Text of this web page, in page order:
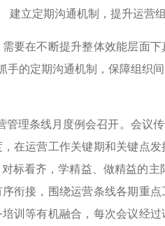
立定期沟通机制，提升运营
在不断提升整体效能层面下
手的定期沟通机制，保障组织
理条线月度例会召开。会议
在运营工作关键期和关键点
标看齐，学精益、做精益的
衔接，围绕运营条线各期重
训等有机融合，每次会议经